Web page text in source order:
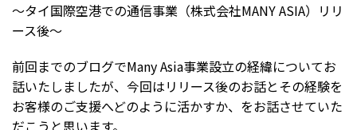
〜タイ国際空港での通信事業（株式会社MANY ASIA）リリ
ース後〜
前回までのブログでMany Asia事業設立の経緯についてお
話いたしましたが、今回はリリース後のお話とその経験を
お客様のご支援へどのように活かすか、をお話させていた
だこうと思います。